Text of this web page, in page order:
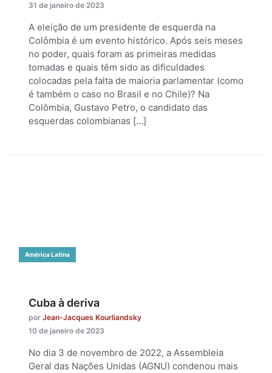
31 de janeiro de 2023
A eleição de um presidente de esquerda na
Colômbia é um evento histórico. Após seis meses
no poder, quais foram as primeiras medidas
tomadas e quais têm sido as dificuldades
colocadas pela falta de maioria parlamentar (como
é também o caso no Brasil e no Chile)? Na
Colômbia, Gustavo Petro, o candidato das
esquerdas colombianas […]
América Latina
Cuba à deriva
por Jean-Jacques Kourliandsky
10 de janeiro de 2023
No dia 3 de novembro de 2022, a Assembleia
Geral das Nações Unidas (AGNU) condenou mais